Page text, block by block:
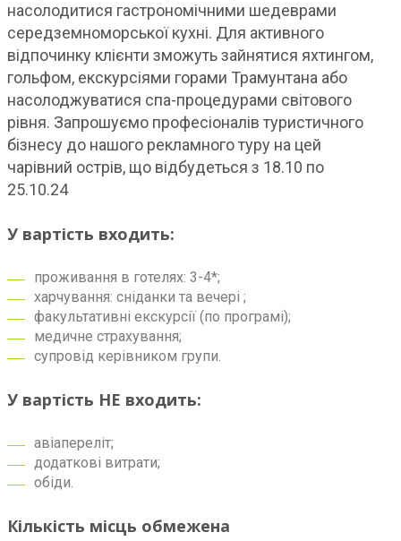
насолодитися гастрономічними шедеврами
середземноморської кухні. Для активного
відпочинку клієнти зможуть зайнятися яхтингом,
гольфом, екскурсіями горами Трамунтана або
насолоджуватися спа-процедурами світового
рівня. Запрошуємо професіоналів туристичного
бізнесу до нашого рекламного туру на цей
чарівний острів, що відбудеться з 18.10 по
25.10.24
У вартість входить:
проживання в готелях: 3-4*;
харчування: сніданки та вечері ;
факультативні екскурсії (по програмі);
медичне страхування;
супровід керівником групи.
У вартість НЕ входить:
авіапереліт;
додаткові витрати;
обіди.
Кількість місць обмежена